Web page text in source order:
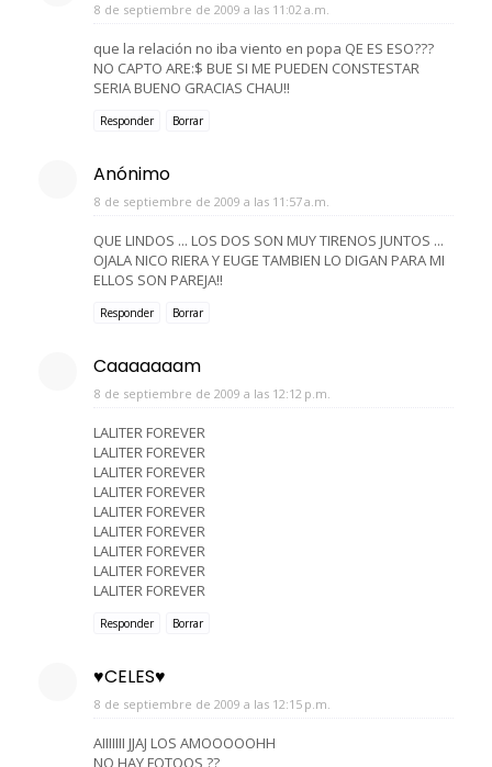
8 de septiembre de 2009 a las 11:02 a.m.
que la relación no iba viento en popa QE ES ESO???
NO CAPTO ARE:$ BUE SI ME PUEDEN CONSTESTAR
SERIA BUENO GRACIAS CHAU!!
Responder Borrar
Anónimo
8 de septiembre de 2009 a las 11:57 a.m.
QUE LINDOS ... LOS DOS SON MUY TIRENOS JUNTOS ...
OJALA NICO RIERA Y EUGE TAMBIEN LO DIGAN PARA MI
ELLOS SON PAREJA!!
Responder Borrar
Caaaaaaam
8 de septiembre de 2009 a las 12:12 p.m.
LALITER FOREVER
LALITER FOREVER
LALITER FOREVER
LALITER FOREVER
LALITER FOREVER
LALITER FOREVER
LALITER FOREVER
LALITER FOREVER
LALITER FOREVER
Responder Borrar
♥CELES♥
8 de septiembre de 2009 a las 12:15 p.m.
AIIIIIII JJAJ LOS AMOOOOOHH
NO HAY FOTOOS ??